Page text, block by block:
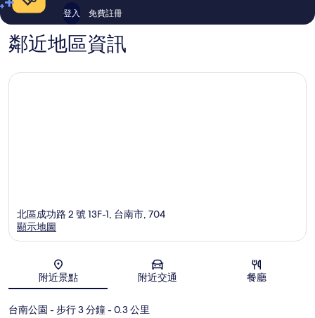
登入 免費註冊
鄰近地區資訊
地圖
北區成功路 2 號 13F-1, 台南市, 704
顯示地圖
附近景點 附近交通 餐廳
台南公園 - 步行 3 分鐘- 0.3 公里